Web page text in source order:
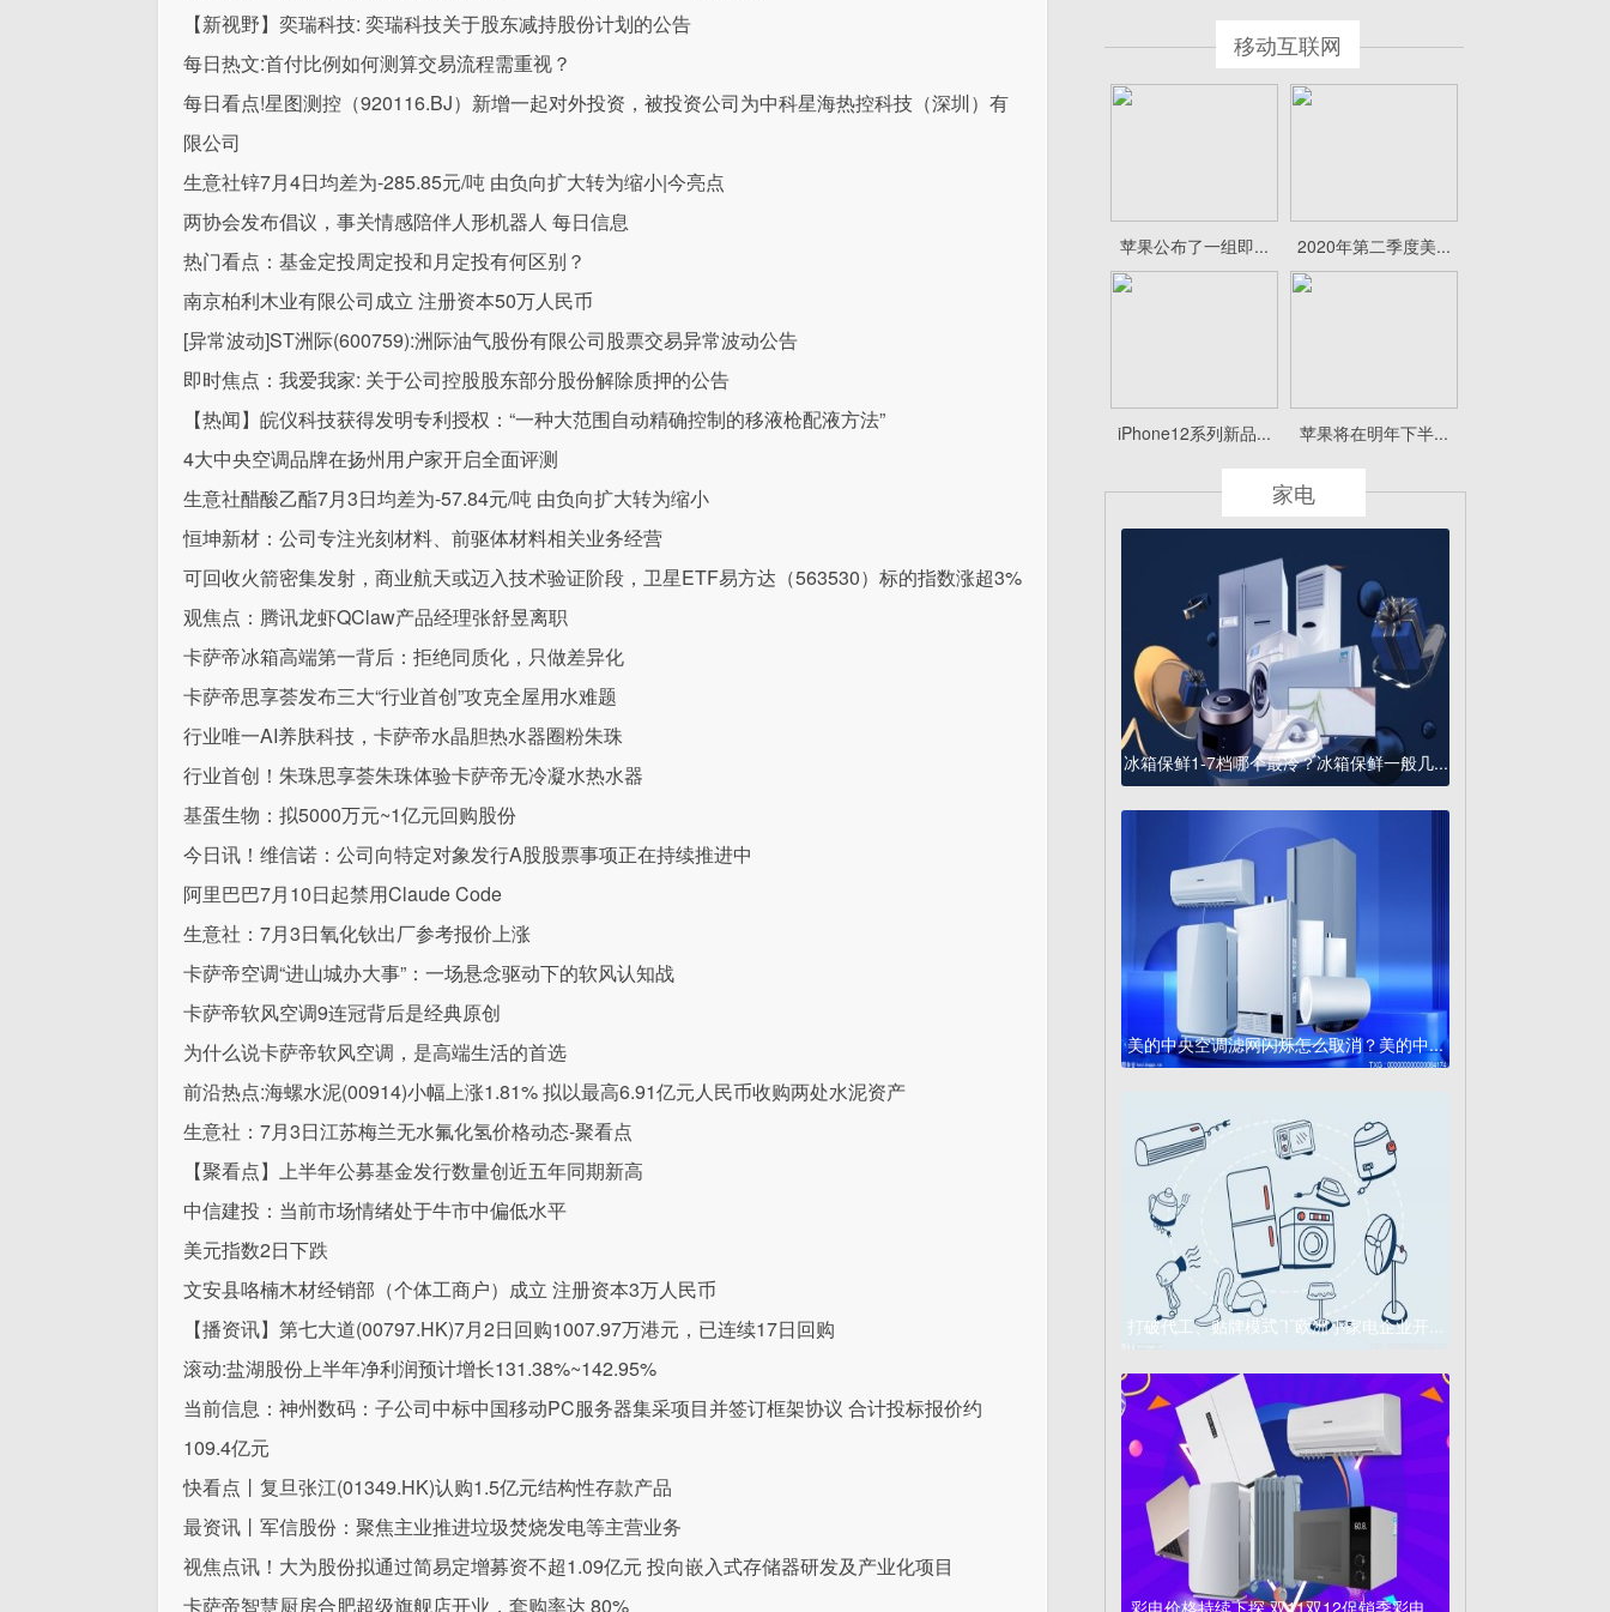
【新视野】奕瑞科技: 奕瑞科技关于股东减持股份计划的公告
每日热文:首付比例如何测算交易流程需重视？
每日看点!星图测控（920116.BJ）新增一起对外投资，被投资公司为中科星海热控科技（深圳）有
限公司
生意社锌7月4日均差为-285.85元/吨 由负向扩大转为缩小|今亮点
两协会发布倡议，事关情感陪伴人形机器人 每日信息
热门看点：基金定投周定投和月定投有何区别？
南京柏利木业有限公司成立 注册资本50万人民币
[异常波动]ST洲际(600759):洲际油气股份有限公司股票交易异常波动公告
即时焦点：我爱我家: 关于公司控股股东部分股份解除质押的公告
【热闻】皖仪科技获得发明专利授权：“一种大范围自动精确控制的移液枪配液方法”
4大中央空调品牌在扬州用户家开启全面评测
生意社醋酸乙酯7月3日均差为-57.84元/吨 由负向扩大转为缩小
恒坤新材：公司专注光刻材料、前驱体材料相关业务经营
可回收火箭密集发射，商业航天或迈入技术验证阶段，卫星ETF易方达（563530）标的指数涨超3%
观焦点：腾讯龙虾QClaw产品经理张舒昱离职
卡萨帝冰箱高端第一背后：拒绝同质化，只做差异化
卡萨帝思享荟发布三大“行业首创”攻克全屋用水难题
行业唯一AI养肤科技，卡萨帝水晶胆热水器圈粉朱珠
行业首创！朱珠思享荟朱珠体验卡萨帝无冷凝水热水器
基蛋生物：拟5000万元~1亿元回购股份
今日讯！维信诺：公司向特定对象发行A股股票事项正在持续推进中
阿里巴巴7月10日起禁用Claude Code
生意社：7月3日氧化钬出厂参考报价上涨
卡萨帝空调“进山城办大事”：一场悬念驱动下的软风认知战
卡萨帝软风空调9连冠背后是经典原创
为什么说卡萨帝软风空调，是高端生活的首选
前沿热点:海螺水泥(00914)小幅上涨1.81% 拟以最高6.91亿元人民币收购两处水泥资产
生意社：7月3日江苏梅兰无水氟化氢价格动态-聚看点
【聚看点】上半年公募基金发行数量创近五年同期新高
中信建投：当前市场情绪处于牛市中偏低水平
美元指数2日下跌
文安县咯楠木材经销部（个体工商户）成立 注册资本3万人民币
【播资讯】第七大道(00797.HK)7月2日回购1007.97万港元，已连续17日回购
滚动:盐湖股份上半年净利润预计增长131.38%~142.95%
当前信息：神州数码：子公司中标中国移动PC服务器集采项目并签订框架协议 合计投标报价约
109.4亿元
快看点丨复旦张江(01349.HK)认购1.5亿元结构性存款产品
最资讯丨军信股份：聚焦主业推进垃圾焚烧发电等主营业务
视焦点讯！大为股份拟通过简易定增募资不超1.09亿元 投向嵌入式存储器研发及产业化项目
卡萨帝智慧厨房合肥超级旗舰店开业，套购率达 80%
移动互联网
苹果公布了一组即... 2020年第二季度美...
iPhone12系列新品... 苹果将在明年下半...
家电
冰箱保鲜1-7档哪个最冷？冰箱保鲜一般几...
美的中央空调滤网闪烁怎么取消？美的中...
打破代工、贴牌模式！欧洲小家电企业开...
彩电价格持续下探 双11双12促销季彩电...